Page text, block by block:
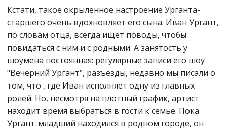
Кстати, такое окрыленное настроение Урганта-
старшего очень вдохновляет его сына. Иван Ургант,
по словам отца, всегда ищет поводы, чтобы
повидаться с ним и с родными. А занятость у
шоумена постоянная: регулярные записи его шоу
"Вечерний Ургант", разъезды, недавно мы писали о
том, что , где Иван исполняет одну из главных
ролей. Но, несмотря на плотный график, артист
находит время выбраться в гости к семье. Пока
Ургант-младший находился в родном городе, он